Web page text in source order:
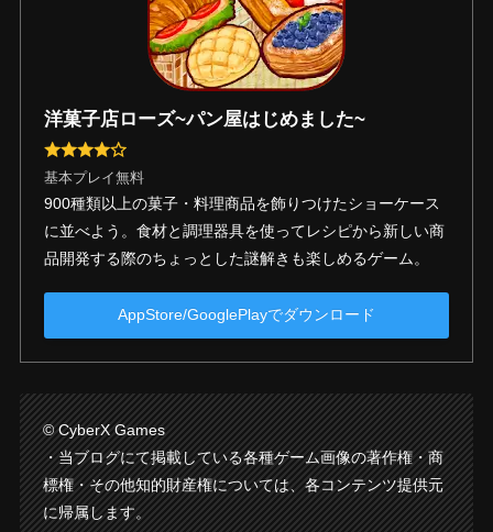
洋菓子店ローズ~パン屋はじめました~
基本プレイ無料
900種類以上の菓子・料理商品を飾りつけたショーケース
に並べよう。食材と調理器具を使ってレシピから新しい商
品開発する際のちょっとした謎解きも楽しめるゲーム。
AppStore/GooglePlayでダウンロード
© CyberX Games
・当ブログにて掲載している各種ゲーム画像の著作権・商
標権・その他知的財産権については、各コンテンツ提供元
に帰属します。